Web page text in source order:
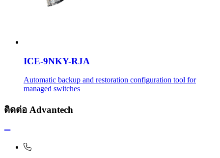
ICE-9NKY-RJA
Automatic backup and restoration configuration tool for
managed switches
ติดต่อ Advantech